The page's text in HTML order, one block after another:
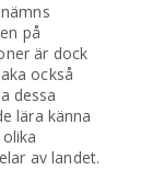
på
är dock
också
dessa
lära känna
av landet.